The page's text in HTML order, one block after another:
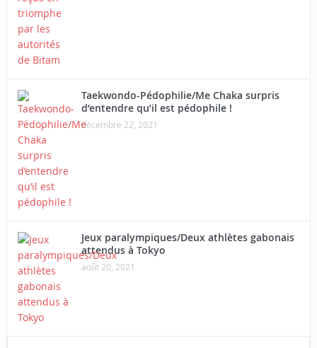
Taekwondo-Pédophilie/Me Chaka surpris
d’entendre qu’il est pédophile !
décembre 22, 2021
Jeux paralympiques/Deux athlètes gabonais
attendus à Tokyo
août 20, 2021